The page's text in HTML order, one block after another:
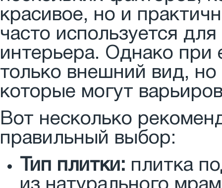
красивое, но и
часто используется
интерьера. Однако при
только внешний вид, но
которые могут
Вот несколько
правильный выбор:
Тип плитки: плитка